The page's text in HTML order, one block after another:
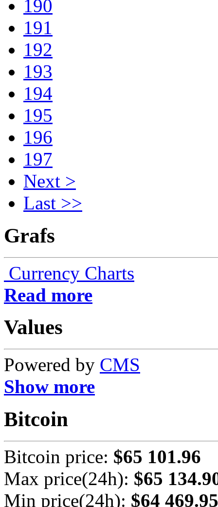
190
191
192
193
194
195
196
197
Next >
Last >>
Grafs
Currency Charts
Read more
Values
Powered by CMS
Show more
Bitcoin
Bitcoin price: $65 101.96
Max price(24h): $65
Min price(24h): $64 469.95